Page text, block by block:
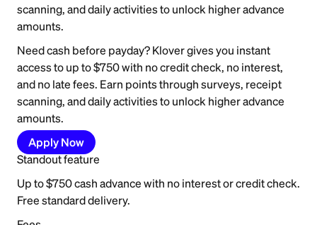
scanning, and daily activities to unlock higher advance
amounts.
Need cash before payday? Klover gives you instant
access to up to $750 with no credit check, no interest,
and no late fees. Earn points through surveys, receipt
scanning, and daily activities to unlock higher advance
amounts.
Apply Now
Standout feature
Up to $750 cash advance with no interest or credit check.
Free standard delivery.